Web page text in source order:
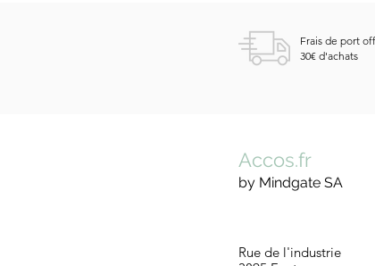
Frais de port
30€ d'achats
Accos.fr
by Mindgate SA
Rue de l'industrie